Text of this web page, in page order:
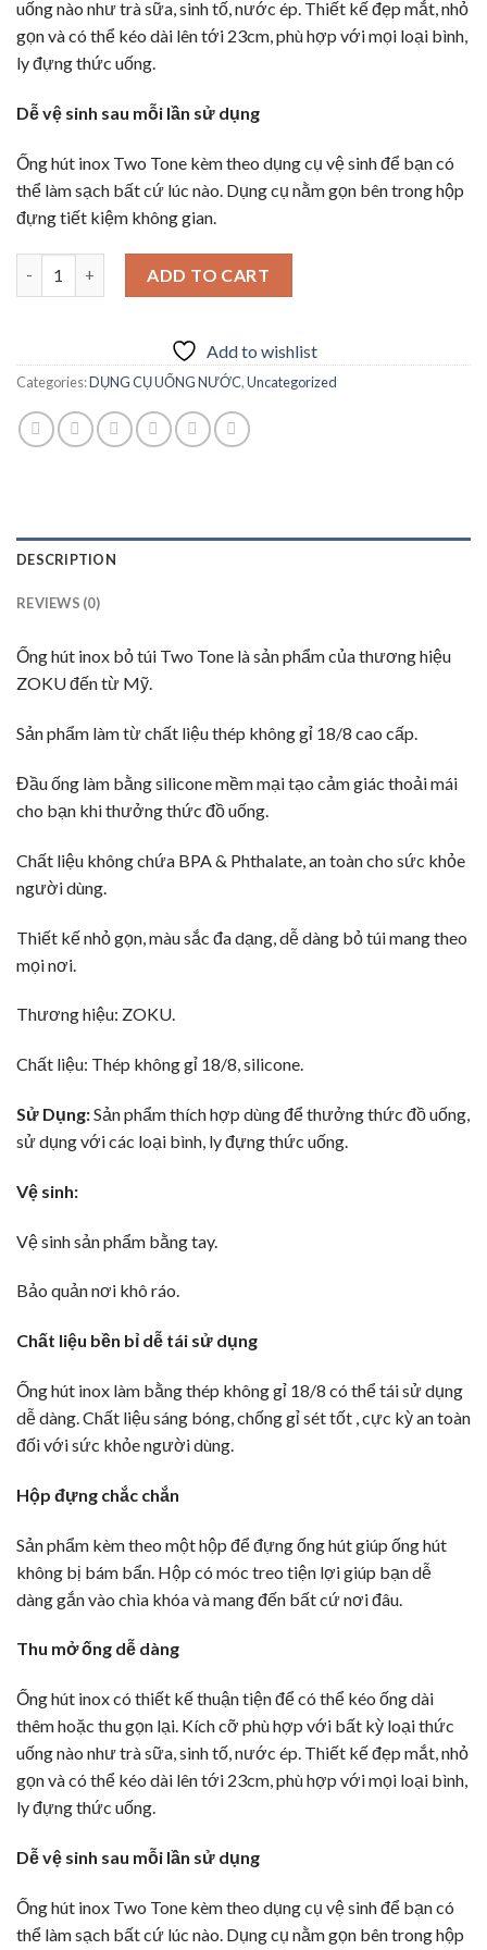
uống nào như trà sữa, sinh tố, nước ép. Thiết kế đẹp mắt, nhỏ
gọn và có thể kéo dài lên tới 23cm, phù hợp với mọi loại bình,
ly đựng thức uống.
Dễ vệ sinh sau mỗi lần sử dụng
Ống hút inox Two Tone kèm theo dụng cụ vệ sinh để bạn có
thể làm sạch bất cứ lúc nào. Dụng cụ nằm gọn bên trong hộp
đựng tiết kiệm không gian.
ADD TO CART
Add to wishlist
Categories:DỤNG CỤ UỐNG NƯỚC,Uncategorized
DESCRIPTION
REVIEWS (0)
Ống hút inox bỏ túi Two Tone là sản phẩm của thương hiệu
ZOKU đến từ Mỹ.
Sản phẩm làm từ chất liệu thép không gỉ 18/8 cao cấp.
Đầu ống làm bằng silicone mềm mại tạo cảm giác thoải mái
cho bạn khi thưởng thức đồ uống.
Chất liệu không chứa BPA & Phthalate, an toàn cho sức khỏe
người dùng.
Thiết kế nhỏ gọn, màu sắc đa dạng, dễ dàng bỏ túi mang theo
mọi nơi.
Thương hiệu: ZOKU.
Chất liệu: Thép không gỉ 18/8, silicone.
Sử Dụng:Sản phẩm thích hợp dùng để thưởng thức đồ uống,
sử dụng với các loại bình, ly đựng thức uống.
Vệ sinh:
Vệ sinh sản phẩm bằng tay.
Bảo quản nơi khô ráo.
Chất liệu bền bỉ dễ tái sử dụng
Ống hút inox làm bằng thép không gỉ 18/8 có thể tái sử dụng
dễ dàng. Chất liệu sáng bóng, chống gỉ sét tốt , cực kỳ an toàn
đối với sức khỏe người dùng.
Hộp đựng chắc chắn
Sản phẩm kèm theo một hộp để đựng ống hút giúp ống hút
không bị bám bẩn. Hộp có móc treo tiện lợi giúp bạn dễ
dàng gắn vào chìa khóa và mang đến bất cứ nơi đâu.
Thu mở ống dễ dàng
Ống hút inox có thiết kế thuận tiện để có thể kéo ống dài
thêm hoặc thu gọn lại. Kích cỡ phù hợp với bất kỳ loại thức
uống nào như trà sữa, sinh tố, nước ép. Thiết kế đẹp mắt, nhỏ
gọn và có thể kéo dài lên tới 23cm, phù hợp với mọi loại bình,
ly đựng thức uống.
Dễ vệ sinh sau mỗi lần sử dụng
Ống hút inox Two Tone kèm theo dụng cụ vệ sinh để bạn có
thể làm sạch bất cứ lúc nào. Dụng cụ nằm gọn bên trong hộp